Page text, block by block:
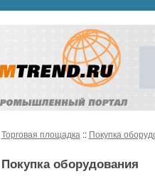
Торговая площадка:: Покупка
Покупка оборудования